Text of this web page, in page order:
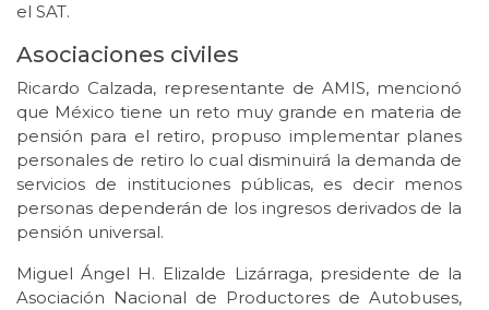
el SAT.
Asociaciones civiles
Ricardo Calzada, representante de AMIS, mencionó
que México tiene un reto muy grande en materia de
pensión para el retiro, propuso implementar planes
personales de retiro lo cual disminuirá la demanda de
servicios de instituciones públicas, es decir menos
personas dependerán de los ingresos derivados de la
pensión universal.
Miguel Ángel H. Elizalde Lizárraga, presidente de la
Asociación Nacional de Productores de Autobuses,